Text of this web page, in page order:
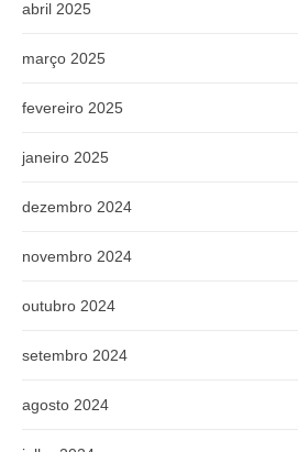
abril 2025
março 2025
fevereiro 2025
janeiro 2025
dezembro 2024
novembro 2024
outubro 2024
setembro 2024
agosto 2024